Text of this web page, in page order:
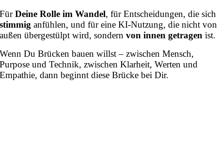
FürDeine Rolle im Wandel, für Entscheidungen, die sich
stimmig anfühlen, und für eine KI-Nutzung, die nicht von
außen übergestülpt wird, sondernvon innen getragen ist.
Wenn Du Brücken bauen willst – zwischen Mensch,
Purpose und Technik, zwischen Klarheit, Werten und
Empathie, dann beginnt diese Brücke bei Dir.